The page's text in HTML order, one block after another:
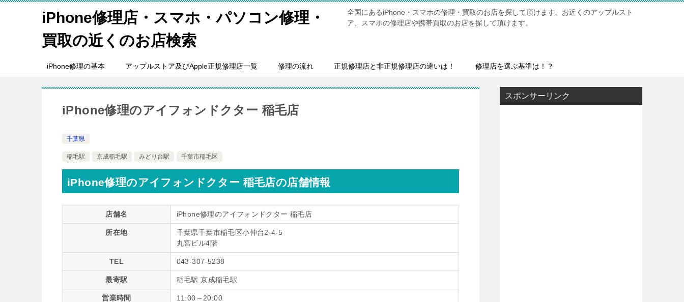
iPhone修理店・スマホ・パソコン修理・
買取の近くのお店検索
全国にあるiPhone・スマホの修理・買取のお店を探して頂けます。お近くのアップルスト
ア、スマホの修理店や携帯買取のお店を探して頂けます。
iPhone修理の基本 アップルストア及びApple正規修理店一覧 修理の流れ 正規修理店と非正規修理店の違いは！ 修理店を選ぶ基準は！？
iPhone修理のアイフォンドクター 稲毛店
千葉県
稲毛駅 京成稲毛駅 みどり台駅 千葉市稲毛区
iPhone修理のアイフォンドクター 稲毛店の店舗情報
店舗名 iPhone修理のアイフォンドクター 稲毛店
所在地
千葉県千葉市稲毛区小仲台2-4-5
丸宮ビル4階
TEL 043-307-5238
最寄駅 稲毛駅 京成稲毛駅
営業時間 11:00～20:00
スポンサーリンク